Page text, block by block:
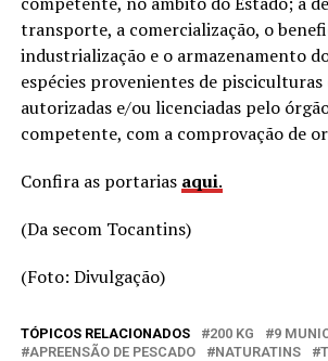
transporte, a comercialização, o
industrialização e o armazenamento
espécies provenientes de
autorizadas e/ou licenciadas pelo
competente, com a comprovação de
Confira as portarias aqui.
(Da secom Tocantins)
(Foto: Divulgação)
TÓPICOS RELACIONADOS 200 KG
9
APREENSÃO DE PESCADO
NATURATINS